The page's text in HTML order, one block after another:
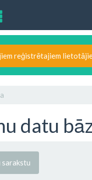
reģistrētajiem
datu
sarakstu